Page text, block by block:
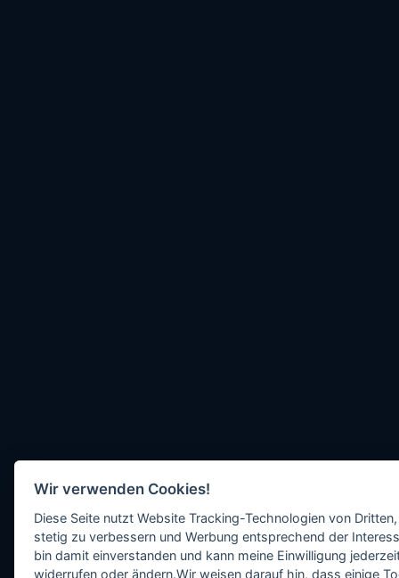
Wir verwenden Cookies!
Diese Seite nutzt Website Tracking-Technologien von
stetig zu verbessern und Werbung entsprechend der
bin damit einverstanden und kann meine Einwilligung
widerrufen oder ändern.Wir weisen darauf hin, dass einige